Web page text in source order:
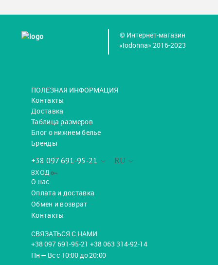
© Интернет-магазин
«Iodonna» 2016-2023
ПОЛЕЗНАЯ ИНФОРМАЦИЯ
Контакты
Доставка
Таблица размеров
Блог о нижнем белье
Бренды
RU
+38 097 691-95-21
ВХОД
О нас
Оплата и доставка
Обмен и возврат
Контакты
СВЯЗАТЬСЯ С НАМИ
+38 097 691-95-21 +38 063 314-92-14
Пн — Вс с 10:00 до 20:00